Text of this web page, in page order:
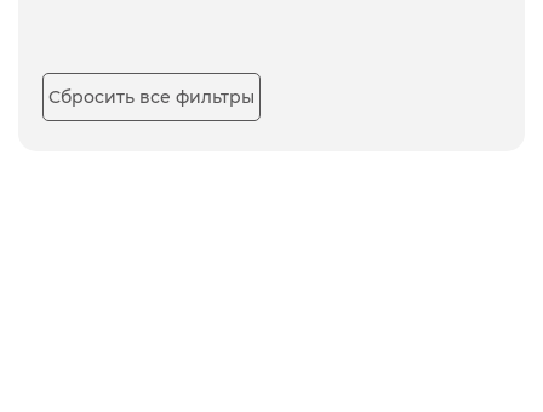
Сбросить все фильтры